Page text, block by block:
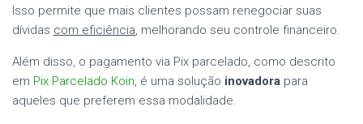
Isso permite que mais clientes possam renegociar suas
dívidas com eficiência, melhorando seu controle financeiro.
Além disso, o pagamento via Pix parcelado, como descrito
em Pix Parcelado Koin, é uma solução inovadora para
aqueles que preferem essa modalidade.